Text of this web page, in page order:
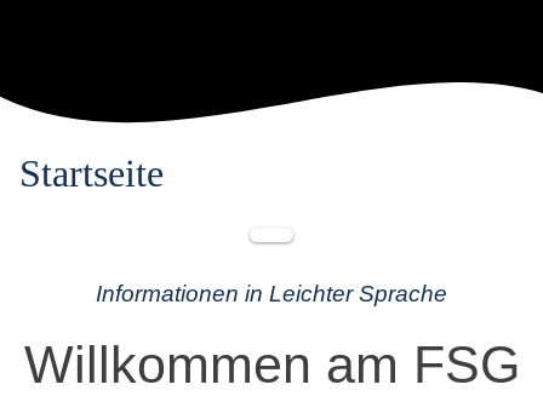
Startseite
Informationen in Leichter Sprache
Willkommen am FSG